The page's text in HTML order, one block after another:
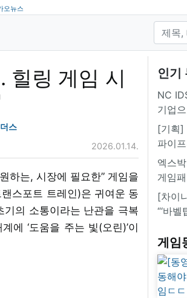
오뉴스
힐링 게임 시
스
2026.01.14.
하는, 시장에 필요한” 게임을
스포트 트레인)은 귀여운 동
의 소통이라는 난관을 극복
에 ‘도움을 주는 빛(오린)’이
인기
NC
기업
[기획]
파이
엑스
게임
[차이
“‘바
게임